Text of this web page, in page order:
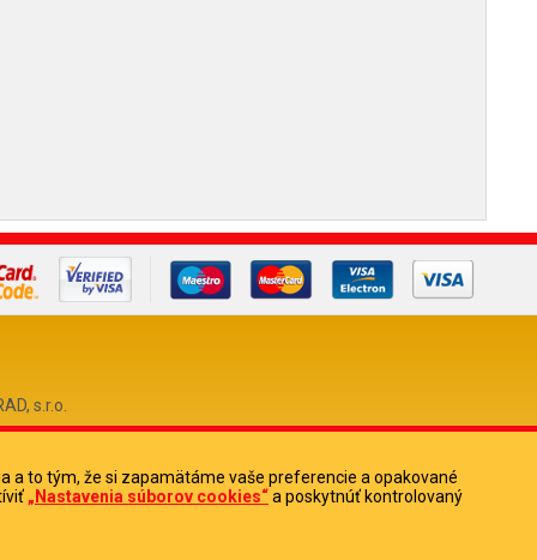
s.r.o.
a to tým, že si zapamätáme vaše preferencie a opakované
„Nastavenia súborov cookies“a poskytnúť kontrolovaný